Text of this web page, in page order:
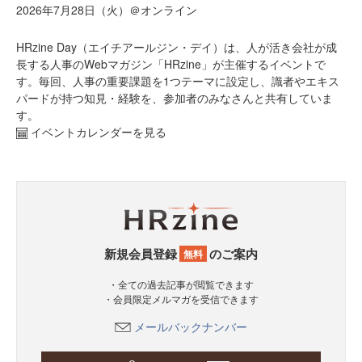
2026年7月28日（火）＠オンライン
HRzine Day（エイチアールジン・デイ）は、人が活き会社が成
長する人事のWebマガジン「HRzine」が主催するイベントで
す。毎回、人事の重要課題を1つテーマに設定し、識者やエキス
パードが持つ知見・経験を、参加者のみなさんと共有していま
す。
イベントカレンダーを見る
新規会員登録 無料 のご案内
・全ての過去記事が閲覧できます
・会員限定メルマガを受信できます
メールバックナンバー